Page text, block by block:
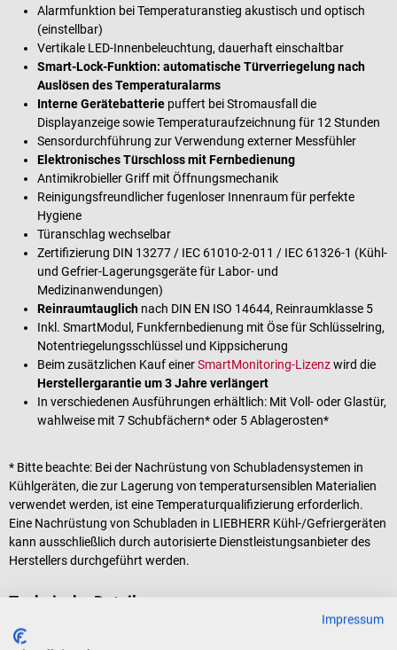
Alarmfunktion bei Temperaturanstieg akustisch und optisch
(einstellbar)
Vertikale LED-Innenbeleuchtung, dauerhaft einschaltbar
Smart-Lock-Funktion: automatische Türverriegelung nach
Auslösen des Temperaturalarms
Interne Gerätebatterie puffert bei Stromausfall die
Displayanzeige sowie Temperaturaufzeichnung für 12 Stunden
Sensordurchführung zur Verwendung externer Messfühler
Elektronisches Türschloss mit Fernbedienung
Antimikrobieller Griff mit Öffnungsmechanik
Reinigungsfreundlicher fugenloser Innenraum für perfekte
Hygiene
Türanschlag wechselbar
Zertifizierung DIN 13277 / IEC 61010-2-011 / IEC 61326-1 (Kühl-
und Gefrier-Lagerungsgeräte für Labor- und
Medizinanwendungen)
Reinraumtauglich nach DIN EN ISO 14644, Reinraumklasse 5
Inkl. SmartModul, Funkfernbedienung mit Öse für Schlüsselring,
Notentriegelungsschlüssel und Kippsicherung
Beim zusätzlichen Kauf einerSmartMonitoring-Lizenzwird die
Herstellergarantie um 3 Jahre verlängert
In verschiedenen Ausführungen erhältlich: Mit Voll- oder Glastür,
wahlweise mit 7 Schubfächern* oder 5 Ablagerosten*
* Bitte beachte: Bei der Nachrüstung von Schubladensystemen in
Kühlgeräten, die zur Lagerung von temperatursensiblen Materialien
verwendet werden, ist eine Temperaturqualifizierung erforderlich.
Eine Nachrüstung von Schubladen in LIEBHERR Kühl-/Gefriergeräten
kann ausschließlich durch autorisierte Dienstleistungsanbieter des
Herstellers durchgeführt werden.
Technische Details
Alarm-Test-Funktion zur Kontrolle der angeschlossenen
Alarmeinrichtung
Impressum